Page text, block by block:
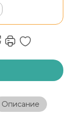
Описание